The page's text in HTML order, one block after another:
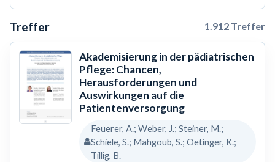
Treffer 1.912 Treffer
Akademisierung in der pädiatrischen
Pflege: Chancen,
Herausforderungen und
Auswirkungen auf die
Patientenversorgung
Feuerer, A.; Weber, J.; Steiner, M.;
Schiele, S.; Mahgoub, S.; Oetinger, K.;
Tillig, B.